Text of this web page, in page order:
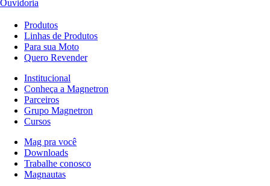
Ouvidoria
Produtos
Linhas de Produtos
Para sua Moto
Quero Revender
Institucional
Conheça a Magnetron
Parceiros
Grupo Magnetron
Cursos
Mag pra você
Downloads
Trabalhe conosco
Magnautas